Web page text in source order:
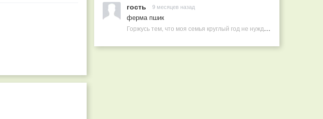
гость 9 месяцев назад
ферма пшик
Горжусь тем, что моя семья круглый год не нуждается в покупных витаминах